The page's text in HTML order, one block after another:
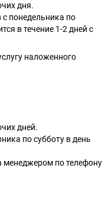
дня.
понедельника по
в течение 1-2 дней с
наложенного
дней.
по субботу в день
менеджером по телефону